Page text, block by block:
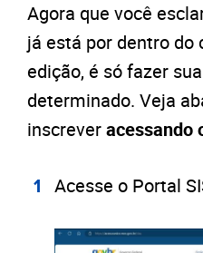
Agora que você
já está por dentro do
edição, é só fazer
determinado. Veja
inscreveracessando
Acesse o Portal